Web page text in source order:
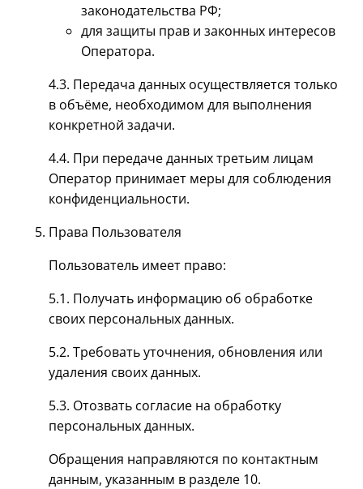
законодательства РФ;
для защиты прав и законных интересов
Оператора.
4.3. Передача данных осуществляется только
в объёме, необходимом для выполнения
конкретной задачи.
4.4. При передаче данных третьим лицам
Оператор принимает меры для соблюдения
конфиденциальности.
Права Пользователя
Пользователь имеет право:
5.1. Получать информацию об обработке
своих персональных данных.
5.2. Требовать уточнения, обновления или
удаления своих данных.
5.3. Отозвать согласие на обработку
персональных данных.
Обращения направляются по контактным
данным, указанным в разделе 10.